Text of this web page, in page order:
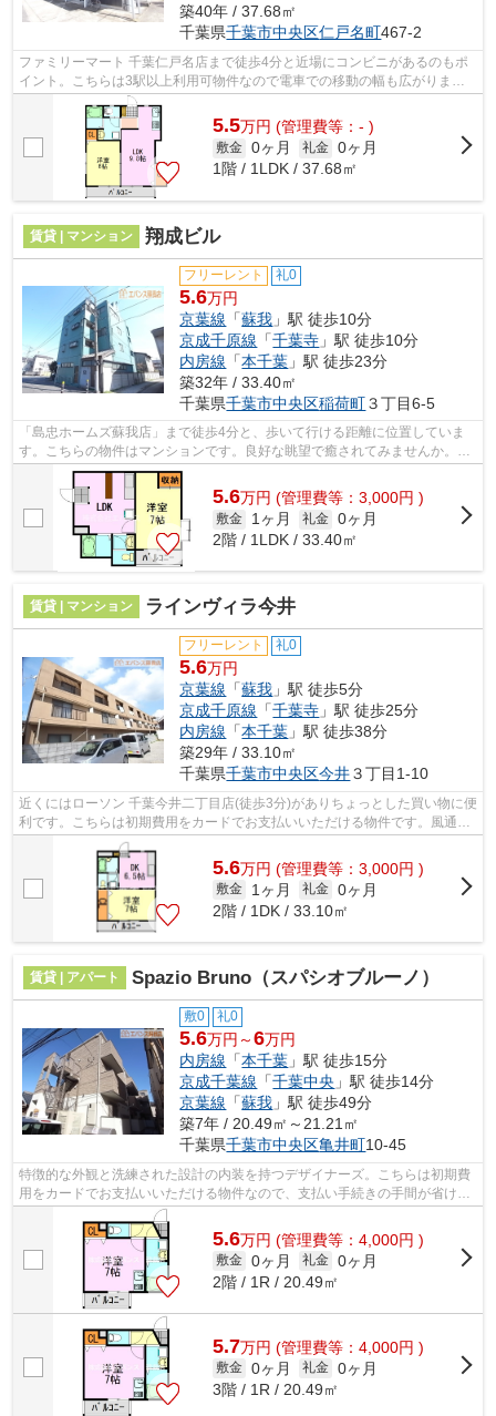
築40年 / 37.68㎡
千葉県千葉市中央区仁戸名町467-2
ファミリーマート 千葉仁戸名店まで徒歩4分と近場にコンビニがあるのもポ
イント。こちらは3駅以上利用可物件なので電車での移動の幅も広がりま
す。こちらの物件には自走式駐車場があり...
5.5万円 (管理費等：- )
敷金 0ヶ月 礼金 0ヶ月
1階 / 1LDK / 37.68㎡
賃貸 | マンション 翔成ビル
フリーレント 礼0
5.6万円
京葉線 「蘇我 」駅 徒歩10分
京成千原線 「千葉寺 」駅 徒歩10分
内房線 「本千葉 」駅 徒歩23分
築32年 / 33.40㎡
千葉県千葉市中央区稲荷町３丁目6-5
「島忠ホームズ蘇我店」まで徒歩4分と、歩いて行ける距離に位置していま
す。こちらの物件はマンションです。良好な眺望で癒されてみませんか。
「翔成ビル」の物件情報をお探しならお気...
5.6万円 (管理費等：3,000円 )
敷金 1ヶ月 礼金 0ヶ月
2階 / 1LDK / 33.40㎡
賃貸 | マンション ラインヴィラ今井
フリーレント 礼0
5.6万円
京葉線 「蘇我 」駅 徒歩5分
京成千原線 「千葉寺 」駅 徒歩25分
内房線 「本千葉 」駅 徒歩38分
築29年 / 33.10㎡
千葉県千葉市中央区今井３丁目1-10
近くにはローソン 千葉今井二丁目店(徒歩3分)がありちょっとした買い物に便
利です。こちらは初期費用をカードでお支払いいただける物件です。風通し
が良く真夏の暑い日も快適に過ごせ...
5.6万円 (管理費等：3,000円 )
敷金 1ヶ月 礼金 0ヶ月
2階 / 1DK / 33.10㎡
賃貸 | アパート Spazio Bruno（スパシオブルーノ）
敷0 礼0
5.6万円～6万円
内房線 「本千葉 」駅 徒歩15分
京成千葉線 「千葉中央 」駅 徒歩14分
京葉線 「蘇我 」駅 徒歩49分
築7年 / 20.49㎡～21.21㎡
千葉県千葉市中央区亀井町10-45
特徴的な外観と洗練された設計の内装を持つデザイナーズ。こちらは初期費
用をカードでお支払いいただける物件なので、支払い手続きの手間が省けま
す。眺望良好で景色が楽しめます。当...
5.6万円 (管理費等：4,000円 )
敷金 0ヶ月 礼金 0ヶ月
2階 / 1R / 20.49㎡
5.7万円 (管理費等：4,000円 )
敷金 0ヶ月 礼金 0ヶ月
3階 / 1R / 20.49㎡